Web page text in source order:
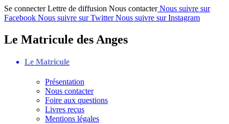
Se connecter Lettre de diffusion Nous contacter Nous suivre sur
Facebook Nous suivre sur Twitter Nous suivre sur Instagram
Le Matricule des Anges
Le Matricule
Présentation
Nous contacter
Foire aux questions
Livres reçus
Mentions légales